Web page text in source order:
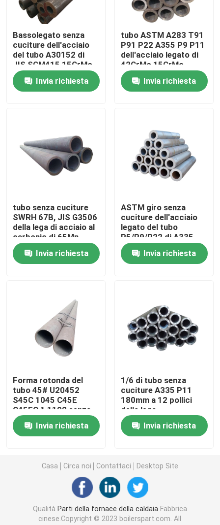
Casa
Chi siamo
Contatti
Parti della fornace della caldaia
Parti della caldaia del carbone
piatto di acciaio al carbonio
Tubo d'acciaio senza cuciture
Tubo ad alta pressione della caldaia
Tubo d'acciaio di precisione
Ugello d'aria della caldaia
Griglia a catena Antivari
Rod d'acciaio rotondo
Porta della fornace della caldaia
Bassolegato senza
cuciture dell'acciaio
del tubo A30152 di
JIS SCM415 15CrMo
1,7243
Invia richiesta
tubo ASTM A283 T91
P91 P22 A355 P9 P11
dell'acciaio legato di
42CrMo 15CrMo
Invia richiesta
tubo senza cuciture
SWRH 67B, JIS G3506
della lega di acciaio al
carbonio di 65Mn
U21652
Invia richiesta
ASTM giro senza
cuciture dell'acciaio
legato del tubo
P5/P9/P22 di A335
Invia richiesta
Forma rotonda del
tubo 45# U20452
S45C 1045 C45E
C45EC 1,1192 senza
cuciture d'acciaio
della legaInvia richiesta
1/6 di tubo senza
cuciture A335 P11
180mm a 12 pollici
della lega
Invia richiesta
Casa Circa noi Contattaci Desktop Site
Qualità Parti della fornace della caldaia Fabbrica
cinese.Copyright © 2023 boilerspart.com. All